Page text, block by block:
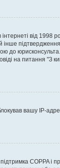
від 1998
на питання "З
вашу IP-
COPPA і